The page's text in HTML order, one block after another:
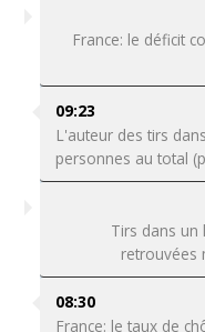
France: le déficit
09:23
L'auteur des tirs
personnes au total
Tirs dans un
retrouvées
08:30
France: le taux de